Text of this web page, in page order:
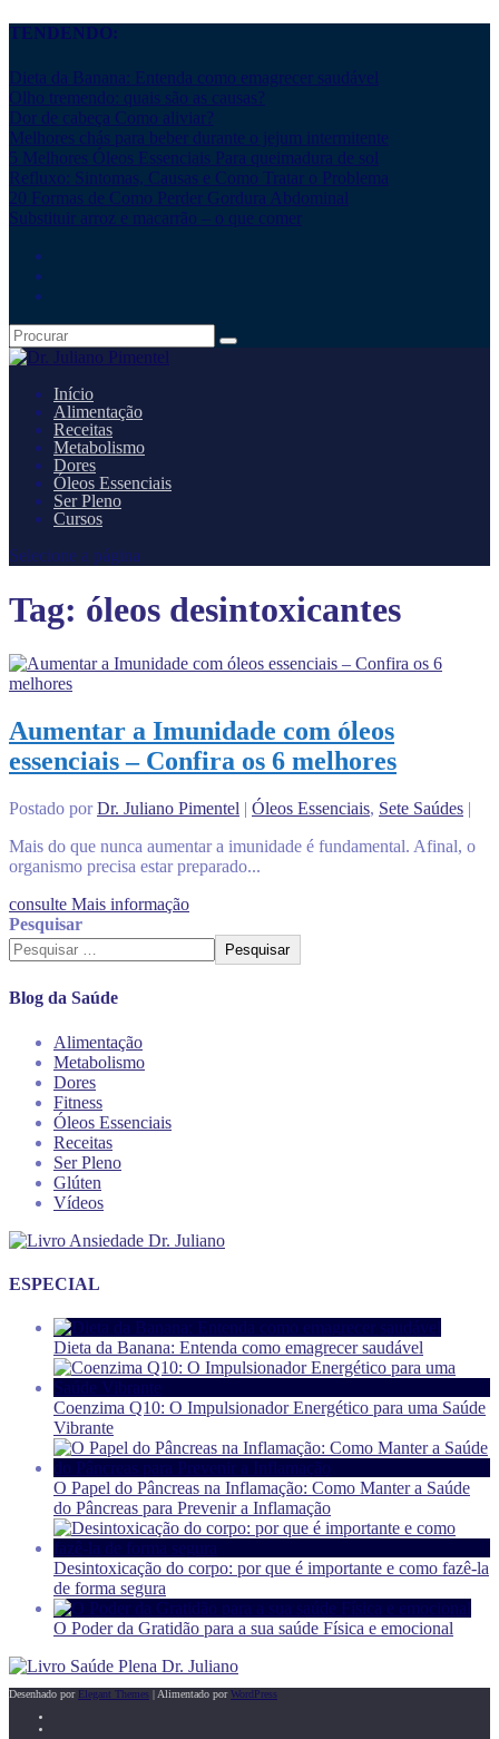
TENDENDO:
Dieta da Banana: Entenda como emagrecer saudável
Olho tremendo: quais são as causas?
Dor de cabeça Como aliviar?
Melhores chás para beber durante o jejum intermitente
5 Melhores Óleos Essenciais Para queimadura de sol
Refluxo: Sintomas, Causas e Como Tratar o Problema
20 Formas de Como Perder Gordura Abdominal
Substituir arroz e macarrão – o que comer
Início
Alimentação
Receitas
Metabolismo
Dores
Óleos Essenciais
Ser Pleno
Cursos
Selecione a página
Tag: óleos desintoxicantes
Aumentar a Imunidade com óleos
essenciais – Confira os 6 melhores
Postado porDr. Juliano Pimentel | Óleos Essenciais, Sete Saúdes |
Mais do que nunca aumentar a imunidade é fundamental. Afinal, o
organismo precisa estar preparado...
consulte Mais informação
Pesquisar
Pesquisar
Blog da Saúde
Alimentação
Metabolismo
Dores
Fitness
Óleos Essenciais
Receitas
Ser Pleno
Glúten
Vídeos
ESPECIAL
Dieta da Banana: Entenda como emagrecer saudável
Coenzima Q10: O Impulsionador Energético para uma Saúde
Vibrante
O Papel do Pâncreas na Inflamação: Como Manter a Saúde
do Pâncreas para Prevenir a Inflamação
Desintoxicação do corpo: por que é importante e como fazê-la
de forma segura
O Poder da Gratidão para a sua saúde Física e emocional
Desenhado por Elegant Themes | Alimentado porWordPress